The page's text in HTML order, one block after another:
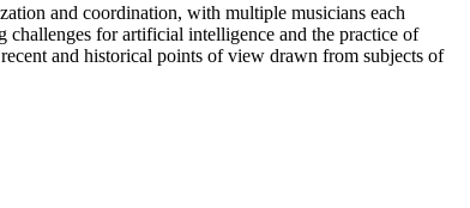
and coordination, with multiple musicians each
challenges for artificial intelligence and the practice of
and historical points of view drawn from subjects of